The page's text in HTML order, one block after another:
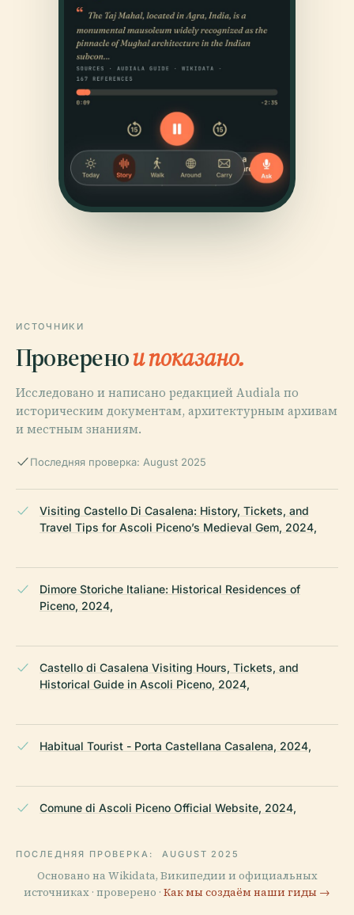
ИСТОЧНИКИ
Проверенои показано.
Исследовано и написано редакцией Audiala по
историческим документам, архитектурным архивам
и местным знаниям.
Последняя проверка: August 2025
Visiting Castello Di Casalena: History, Tickets, and
Travel Tips for Ascoli Piceno’s Medieval Gem, 2024,
Dimore Storiche Italiane: Historical Residences of
Piceno, 2024,
Castello di Casalena Visiting Hours, Tickets, and
Historical Guide in Ascoli Piceno, 2024,
Habitual Tourist - Porta Castellana Casalena, 2024,
Comune di Ascoli Piceno Official Website, 2024,
ПОСЛЕДНЯЯ ПРОВЕРКА: AUGUST 2025
Основано на Wikidata, Википедии и официальных
источниках · проверено · Как мы создаём наши гиды →